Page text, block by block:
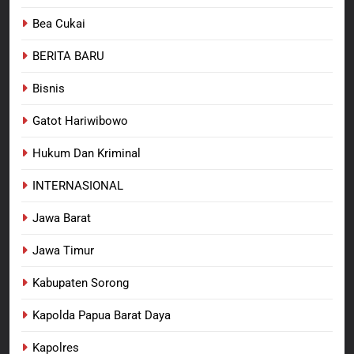
Bea Cukai
BERITA BARU
Bisnis
Gatot Hariwibowo
Hukum Dan Kriminal
INTERNASIONAL
Jawa Barat
Jawa Timur
Kabupaten Sorong
Kapolda Papua Barat Daya
Kapolres